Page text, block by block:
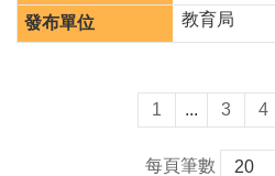
網
教育局
1 ... 3 4
每頁筆數